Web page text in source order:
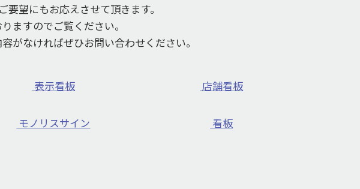
望にもお応えさせて頂きます。
ますのでご覧ください。
がなければぜひお問い合わせください。
表示看板 店舗看板
モノリスサイン 看板